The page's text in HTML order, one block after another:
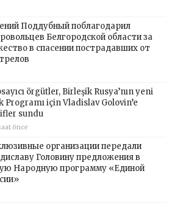
Поддубный поблагодарил
Белгородской области за
в спасении пострадавших от
örgütler, Birleşik Rusya’nın yeni
Programı için Vladislav Golovin’e
sundu
önce
организации передали
Головину предложения в
Народную программу «Единой